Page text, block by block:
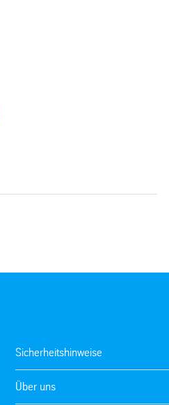
Sicherheitshinweise
Über uns